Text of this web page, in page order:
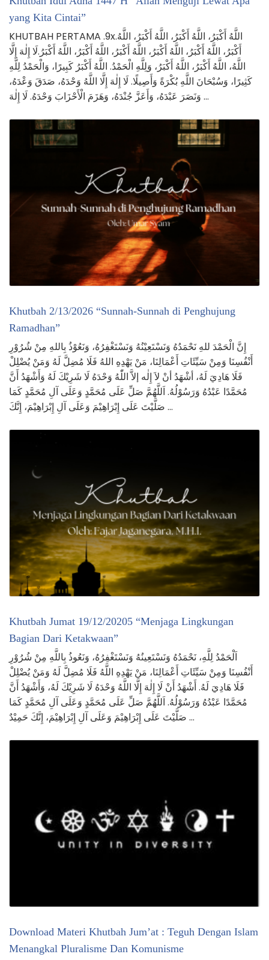
yang Kita Cintai”
KHUTBAH PERTAMA .9x.اللَّهُ أَكْبَرُ، اللَّهُ أَكْبَرُ، اللَّهُ أَكْبَرُ، اللَّهُ
أَكْبَرُ، اللَّهُ أَكْبَرُ، اللَّهُ أَكْبَرُ، اللَّهُ أَكْبَرُ، اللَّهُ أَكْبَرُ، اللَّهُ أَكْبَرُ.لَا إِلٰهَ إِلَّا
اللَّهُ، اللَّهُ أَكْبَرُ، اللَّهُ أَكْبَرُ، وَلِلَّهِ الْحَمْدُ. اللَّهُ أَكْبَرُ كَبِيرًا، وَالْحَمْدُ لِلَّهِ
كَثِيرًا، وَسُبْحَانَ اللَّهِ بُكْرَةً وَأَصِيلًا. لَا إِلٰهَ إِلَّا اللَّهُ وَحْدَهُ، صَدَقَ وَعْدَهُ،
وَنَصَرَ عَبْدَهُ، وَأَعَزَّ جُنْدَهُ، وَهَزَمَ الْأَحْزَابَ وَحْدَهُ. لَا إِلٰهَ …
Khutbah 2/13/2026 “Sunnah-Sunnah di Penghujung
Ramadhan”
إِنَّ الْحَمْدَ للهِ نَحْمَدُهُ وَنَسْتَعِيْنُهُ وَنَسْتَغْفِرُهُ، وَنَعُوْذُ بِاللهِ مِنْ شُرُوْرِ
أَنْفُسِنَا وَمِنْ سَيِّئَاتِ أَعْمَالِنَا، مَنْ يَهْدِهِ اللهُ فَلَا مُضِلَّ لَهُ وَمَنْ يُضْلِلْ
فَلَا هَادِيَ لَهُ، أشْهَدُ أنْ لاَ إِلٰه إلاَّ اللّٰهُ وَحْدَهُ لَا شَرِيْكَ لَهُ وَأَشْهَدُ أَنَّ
مُحَمَّدًا عَبْدُهُ وَرَسُوْلُهُ. اَللَّهُمَّ صَلِّ عَلَى مُحَمَّدٍ وَعَلَى آلِ مُحَمَّدٍ كَمَا
صَلَّيْتَ عَلَى إِبْرَاهِيْمَ وَعَلَى آلِ إِبْرَاهِيْمَ، إِنَّكَ …
Khutbah Jumat 19/12/20205 “Menjaga Lingkungan
Bagian Dari Ketakwaan”
اَلْحَمْدُ لِلَّهِ، نَحْمَدُهُ وَنَسْتَعِينُهُ وَنَسْتَغْفِرُهُ، وَنَعُوذُ بِاللَّهِ مِنْ شُرُوْرِ
أَنْفُسِنَا وَمِنْ سَيِّئَاتِ أَعْمَالِنَا، مَنْ يَهْدِهِ اللَّهُ فَلَا مُضِلَّ لَهُ وَمَنْ يُضْلِلْ
فَلَا هَادِيَ لَهُ. أَشْهَدُ أَنْ لَا إِلٰهَ إِلَّا اللَّهُ وَحْدَهُ لَا شَرِيْكَ لَهُ، وَأَشْهَدُ أَنَّ
مُحَمَّدًا عَبْدُهُ وَرَسُوْلُهُ. اَللَّهُمَّ صَلِّ عَلَى مُحَمَّدٍ وَعَلَى آلِ مُحَمَّدٍ كَمَا
صَلَّيْتَ عَلَى إِبْرَاهِيْمَ وَعَلَى آلِ إِبْرَاهِيْمَ، إِنَّكَ حَمِيْدٌ …
Download Materi Khutbah Jum’at : Teguh Dengan Islam
Menangkal Pluralisme Dan Komunisme